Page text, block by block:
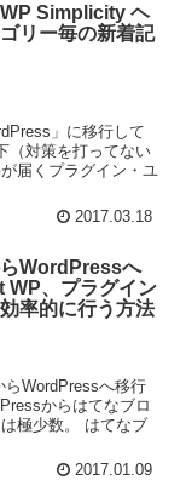
Simplicity ヘ
リー毎の新着記
」に移行して
（対策を打ってない
届くプラグイン・ユ
2017.03.18
WordPressへ
WP、プラグイン
率的に行う方法
らWordPressへ移行
からはてなブロ
極少数。 はてなブ
2017.01.09